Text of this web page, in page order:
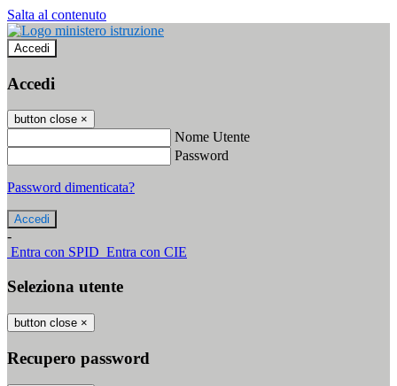
Salta al contenuto
Accedi
Accedi
button close ×
Nome Utente
Password
Password dimenticata?
-
Entra con SPID Entra con CIE
Seleziona utente
button close ×
Recupero password